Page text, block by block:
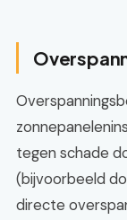
tegen schade
(bijvoorbeeld
directe